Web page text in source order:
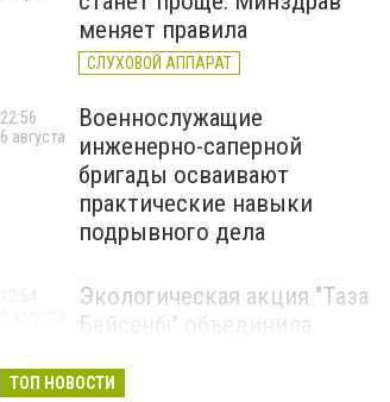
меняет правила
СЛУХОВОЙ АППАРАТ
Военнослужащие
инженерно-саперной
бригады осваивают
практические навыки
подрывного дела
22:56
6 августа
Экологическая акция "Таза
Бейсенбі" объединила
Алматинской области
ТОП НОВОСТИ